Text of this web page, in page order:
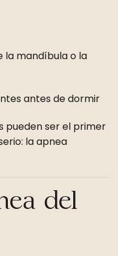
la mandíbula o la
antes de dormir
pueden ser el primer
la apnea
del